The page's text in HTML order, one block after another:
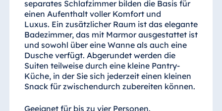
separates Schlafzimmer bilden die Basis für
einen Aufenthalt voller Komfort und
Luxus. Ein zusätzlicher Raum ist das elegante
Badezimmer, das mit Marmor ausgestattet ist
und sowohl über eine Wanne als auch eine
Dusche verfügt. Abgerundet werden die
Suiten teilweise durch eine kleine Pantry-
Küche, in der Sie sich jederzeit einen kleinen
Snack für zwischendurch zubereiten können.
Geeignet für bis zu vier Personen.